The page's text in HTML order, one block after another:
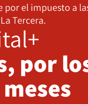
por el impuesto a
Tercera.
por